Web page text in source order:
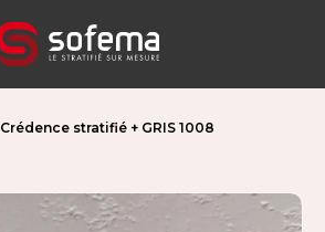
Crédence stratifié + GRIS 1008